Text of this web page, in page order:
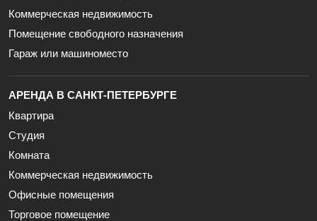
Коммерческая недвижимость
Помещение свободного назначения
Гараж или машиноместо
АРЕНДА В САНКТ-ПЕТЕРБУРГЕ
Квартира
Студия
Комната
Коммерческая недвижимость
Офисные помещения
Торговое помещение